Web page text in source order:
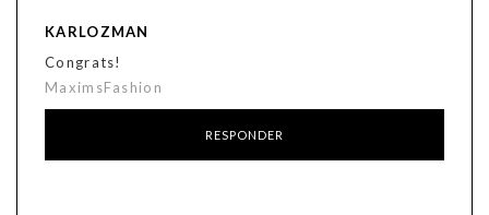
KARLOZMAN
Congrats!
MaximsFashion
RESPONDER